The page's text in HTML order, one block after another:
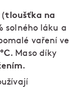
(tloušťka na
solného láku a
vaření ve
. Maso díky
.